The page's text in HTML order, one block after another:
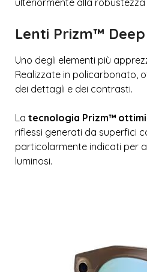
Lenti Prizm™
Uno degli elementi più
Realizzate in policarbonato,
dei dettagli e dei contrasti.
La tecnologia Prizm™
riflessi generati da superfici
particolarmente indicati per
luminosi.